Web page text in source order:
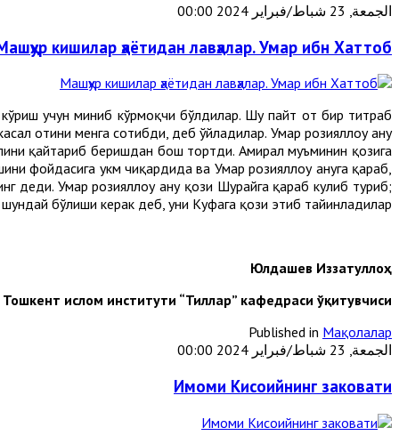
الجمعة, 23 شباط/فبراير 2024 00:00
кишилар ҳаётидан лавҳалар. Умар ибн Хаттоб
учун миниб кўрмоқчи бўлдилар. Шу пайт от бир титраб
отини менга сотибди, деб ўйладилар. Умар розияллоҳу анҳу
қайтариб беришдан бош тортди. Амирал муъминин қозига
фойдасига ҳукм чиқардида ва Умар розияллоҳу анҳуга қараб,
деди. Умар розияллоҳу анҳу қози Шурайҳга қараб кулиб туриб;
бўлиши керак деб, уни Куфага қози этиб тайинладилар.
Юлдашев Иззатуллоҳ
Тошкент ислом институти “Тиллар” кафедраси ўқитувчиси
Published in Мақолалар
الجمعة, 23 شباط/فبراير 2024 00:00
Имоми Кисоийнинг заковати